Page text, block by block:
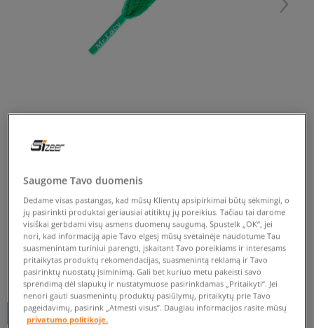
MR. LACY BATRAIŠČIAI
FLATTIES KELLY GREEN
unisex, batų priežiūra
0.0 )
5€
+ 5 tšk.SizeerClub
Saugome Tavo duomenis
Dedame visas pastangas, kad mūsų Klientų apsipirkimai būtų sėkmingi, o
jų pasirinkti produktai geriausiai atitiktų jų poreikius. Tačiau tai darome
visiškai gerbdami visų asmens duomenų saugumą. Spustelk „OK“, jei
nori, kad informaciją apie Tavo elgesį mūsų svetainėje naudotume Tau
suasmenintam turiniui parengti, įskaitant Tavo poreikiams ir interesams
pritaikytas produktų rekomendacijas, suasmenintą reklamą ir Tavo
pasirinktų nuostatų įsiminimą. Gali bet kuriuo metu pakeisti savo
sprendimą dėl slapukų ir nustatymuose pasirinkdamas „Pritaikyti“. Jei
nenori gauti suasmenintų produktų pasiūlymų, pritaikytų prie Tavo
pageidavimų, pasirink „Atmesti visus”. Daugiau informacijos rasite mūsų
privatumo politikoje.